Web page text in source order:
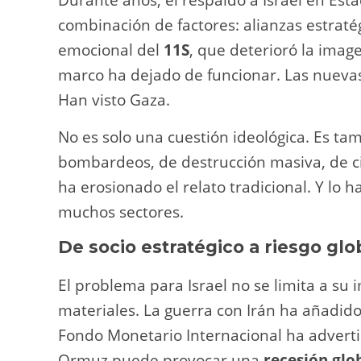
combinación de factores: alianzas
emocional del 11S, que deterioró la
marco ha dejado de funcionar. Las
Han visto Gaza.
No es solo una cuestión ideológica. Es
bombardeos, de destrucción masiva, de
ha erosionado el relato tradicional. Y lo
muchos sectores.
De socio estratégico a riesgo
El problema para Israel no se limita a su
materiales. La guerra con Irán ha
Fondo Monetario Internacional ha